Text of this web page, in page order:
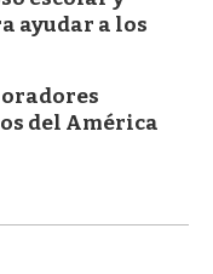
ayudar a los
oradores
del América